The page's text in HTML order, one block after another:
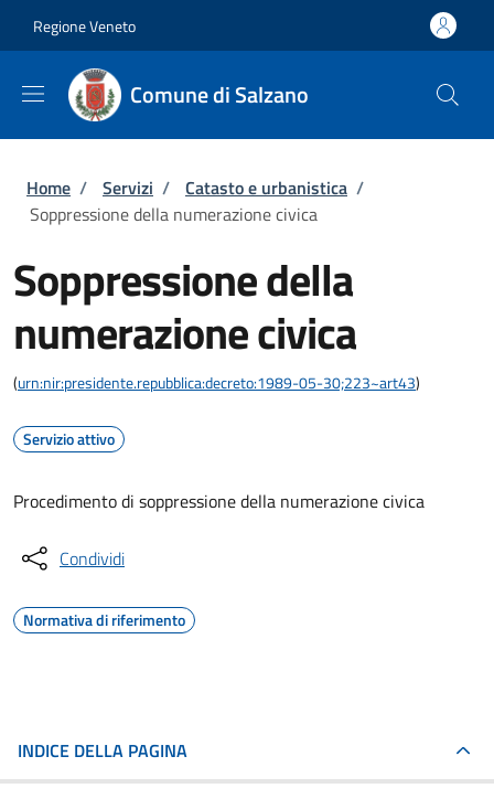
Regione Veneto
Comune di Salzano
Briciole di pane
Home / Servizi / Catasto e urbanistica /
Soppressione della numerazione civica
Soppressione della
numerazione civica
(urn:nir:presidente.repubblica:decreto:1989-05-30;223~art43)
Servizio attivo
Procedimento di soppressione della numerazione civica
Condividi
Normativa di riferimento
INDICE DELLA PAGINA